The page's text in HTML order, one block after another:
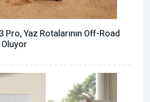
Pro, Yaz Rotalarının Off-Road